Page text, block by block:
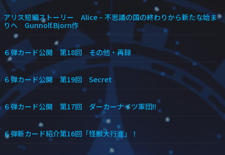
アリス短編ストーリー Alice – 不思議の国の終わりから新たな始ま
りへ Gunnolf.Bjorn作
６弾カード公開 第18回 その他・再録
６弾カード公開 第19回 Secret
６弾カード公開 第17回 ダーカーナイツ軍団!!
６弾新カード紹介第16回「怪獣大行進」！